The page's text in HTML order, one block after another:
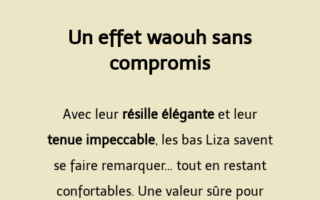
Un effet waouh sans
compromis
Avec leur résille élégante et leur
tenue impeccable, les bas Liza savent
se faire remarquer… tout en restant
confortables. Une valeur sûre pour